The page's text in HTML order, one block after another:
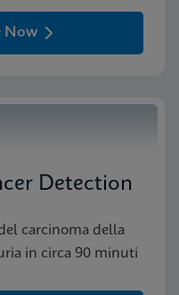
Now
Detection
carcinoma della
in circa 90 minuti